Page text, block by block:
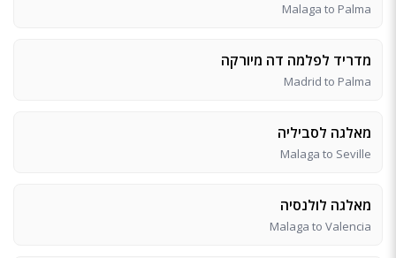
Malaga to Palma
מדריד לפלמה דה מיורקה
Madrid to Palma
מאלגה לסביליה
Malaga to Seville
מאלגה לולנסיה
Malaga to Valencia